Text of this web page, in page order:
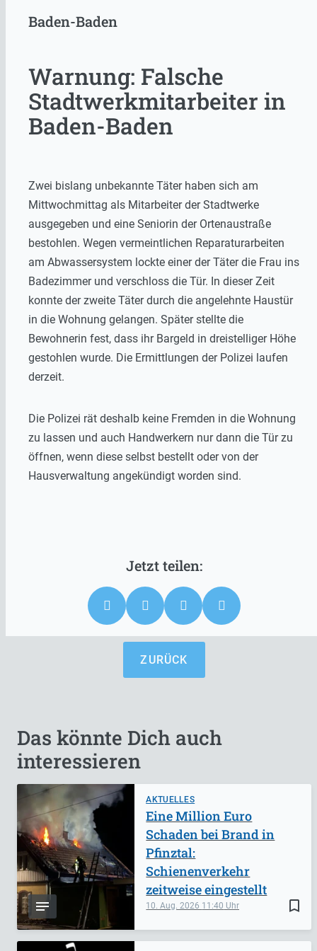
Baden-Baden
Warnung: Falsche
Stadtwerkmitarbeiter in
Baden-Baden
Zwei bislang unbekannte Täter haben sich am
Mittwochmittag als Mitarbeiter der Stadtwerke
ausgegeben und eine Seniorin der Ortenaustraße
bestohlen. Wegen vermeintlichen Reparaturarbeiten
am Abwassersystem lockte einer der Täter die Frau ins
Badezimmer und verschloss die Tür. In dieser Zeit
konnte der zweite Täter durch die angelehnte Haustür
in die Wohnung gelangen. Später stellte die
Bewohnerin fest, dass ihr Bargeld in dreistelliger Höhe
gestohlen wurde. Die Ermittlungen der Polizei laufen
derzeit.
Die Polizei rät deshalb keine Fremden in die Wohnung
zu lassen und auch Handwerkern nur dann die Tür zu
öffnen, wenn diese selbst bestellt oder von der
Hausverwaltung angekündigt worden sind.
ZURÜCK
Das könnte Dich auch
interessieren
AKTUELLES
bookmark_border
10. Aug. 2026 11:40
Eine Million Euro
Schaden bei Brand in
Pfinztal:
Schienenverkehr
zeitweise eingestellt